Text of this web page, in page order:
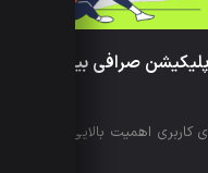
صرافی بیت
اهمیت بالایی دارد،